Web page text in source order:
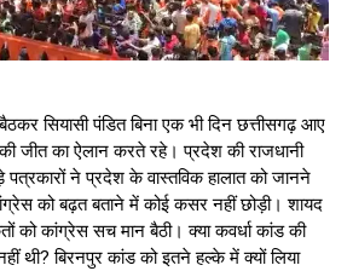
सियासी पंडित बिना एक भी दिन छत्तीसगढ़ आए
जीत का ऐलान करते रहे। प्रदेश की राजधानी
ने प्रदेश के वास्तविक हालात को जानने
को बढ़त बताने में कोई कसर नहीं छोड़ी। शायद
को कांग्रेस सच मान बैठी। क्या कवर्धा कांड की
थी? बिरनपुर कांड को इतने हल्के में क्यों लिया